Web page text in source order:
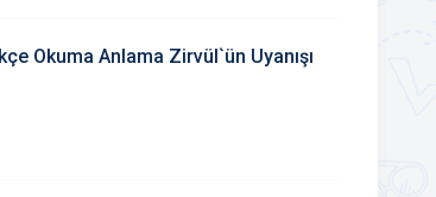
Okuma Anlama Zirvül`ün Uyanışı